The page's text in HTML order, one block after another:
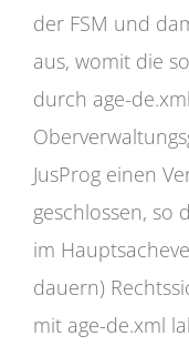
der FSM und
aus, womit die
durch age-
JusProg einen
geschlossen, so
im
dauern)
mit age-de.xml